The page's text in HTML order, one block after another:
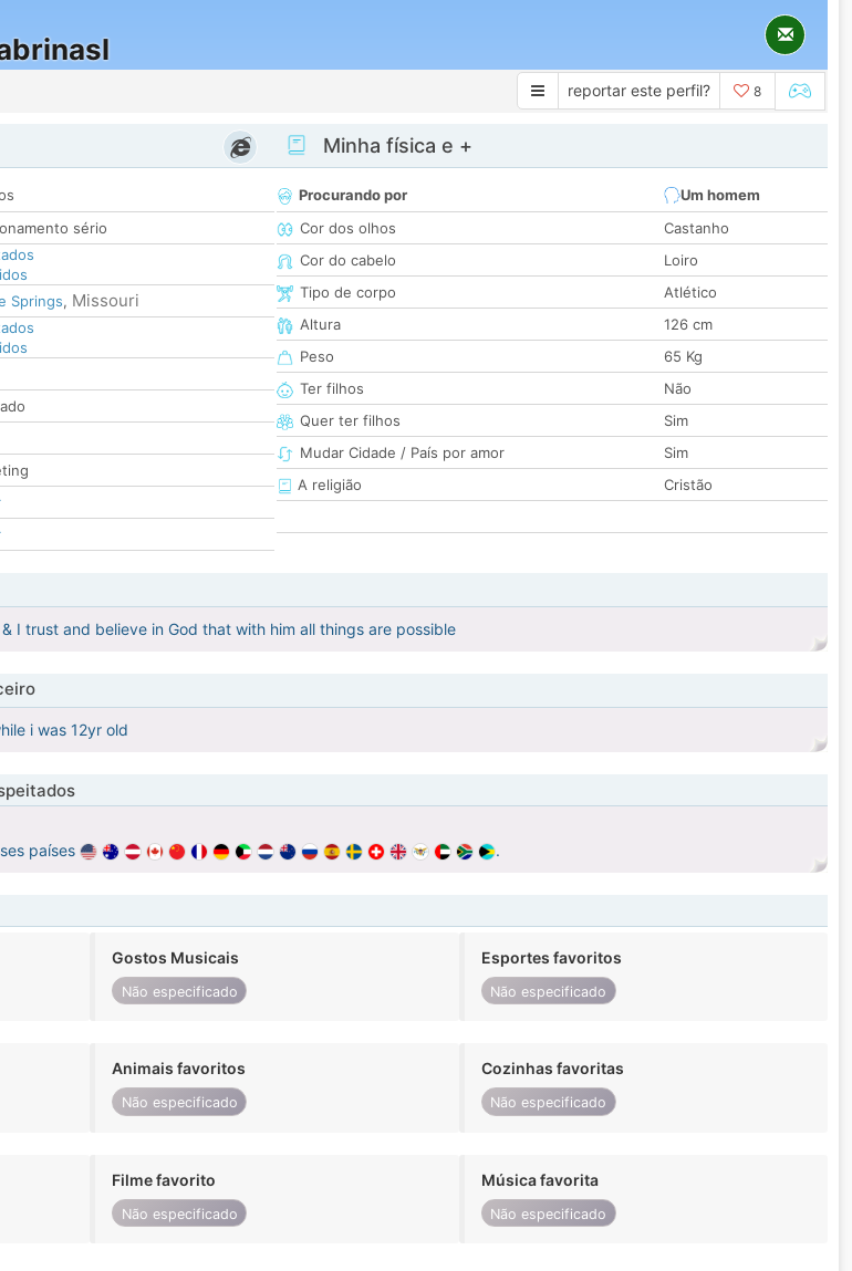
reportar este perfil? 8
sério
Springs, Missouri
Minha física e +
Procurando por
Um homem
Cor dos olhos
Castanho
Cor do cabelo
Loiro
Tipo de corpo
Atlético
Altura
126 cm
Peso
65 Kg
Ter filhos
Não
Quer ter filhos
Sim
Mudar Cidade / País por amor
Sim
A religião
Cristão
I trust and believe in God that with him all things are possible
i was 12yr old
países
.
Gostos Musicais
Não especificado
Esportes favoritos
Não especificado
Animais favoritos
Não especificado
Cozinhas favoritas
Não especificado
Filme favorito
Não especificado
Música favorita
Não especificado